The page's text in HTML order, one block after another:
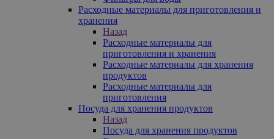
Расходные материалы для приготовления и
хранения
Назад
Расходные материалы для
приготовления и хранения
Расходные материалы для хранения
продуктов
Расходные материалы для
приготовления
Посуда для хранения продуктов
Назад
Посуда для хранения продуктов